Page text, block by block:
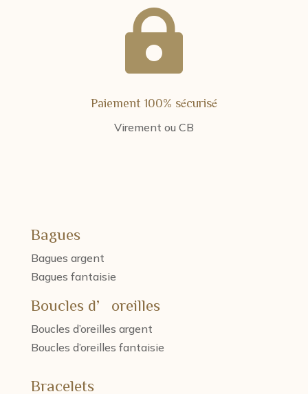

Paiement 100% sécurisé
Virement ou CB
Bagues
Bagues argent
Bagues fantaisie
Boucles d’oreilles
Boucles d’oreilles argent
Boucles d’oreilles fantaisie
Bracelets